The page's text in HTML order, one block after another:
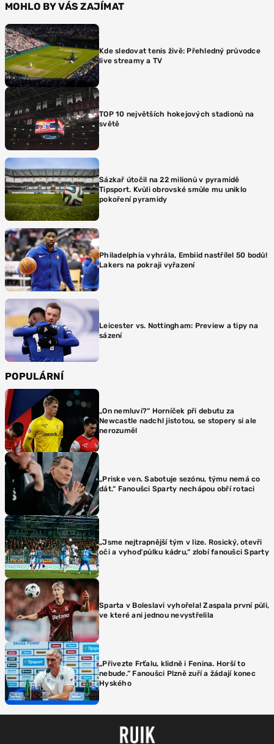
MOHLO BY VÁS ZAJÍMAT
Kde sledovat tenis živě: Přehledný průvodce
live streamy a TV
TOP 10 největších hokejových stadionů na
světě
Sázkař útočil na 22 milionů v pyramidě
Tipsport. Kvůli obrovské smůle mu uniklo
pokoření pyramidy
Philadelphia vyhrála, Embiid nastřílel 50 bodů!
Lakers na pokraji vyřazení
Leicester vs. Nottingham: Preview a tipy na
sázení
POPULÁRNÍ
„On nemluví?“ Horníček při debutu za
Newcastle nadchl jistotou, se stopery si ale
nerozuměl
„Priske ven. Sabotuje sezónu, týmu nemá co
dát.“ Fanoušci Sparty nechápou obří rotaci
„Jsme nejtrapnější tým v lize. Rosický, otevři
oči a vyhoď půlku kádru,“ zlobí fanoušci Sparty
Sparta v Boleslavi vyhořela! Zaspala první půli,
ve které ani jednou nevystřelila
„Přivezte Frťalu, klidně i Fenina. Horší to
nebude.“ Fanoušci Plzně zuří a žádají konec
Hyského